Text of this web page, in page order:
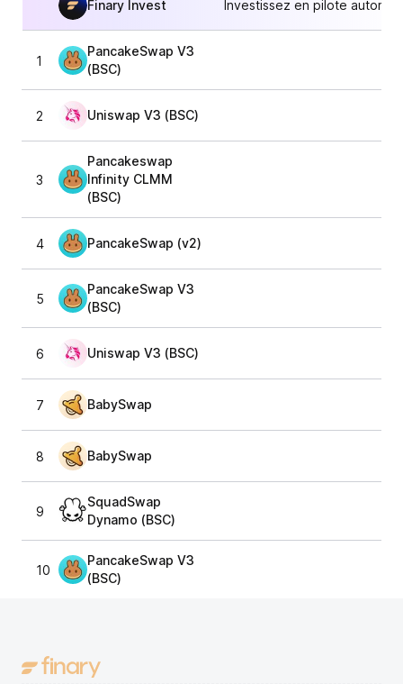
Finary Invest Investissez en pilote
1
PancakeSwap V3
(BSC)
2 Uniswap V3 (BSC)
3
Pancakeswap
Infinity CLMM
(BSC)
4 PancakeSwap (v2)
5
PancakeSwap V3
(BSC)
6 Uniswap V3 (BSC)
7 BabySwap
8 BabySwap
9
SquadSwap
Dynamo (BSC)
10
PancakeSwap V3
(BSC)